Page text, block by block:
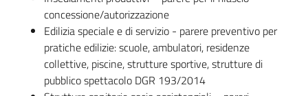
Costruiamo
Salute
concessione/autorizzazione
Edilizia speciale e di servizio - parere preventivo per
pratiche edilizie: scuole, ambulatori, residenze
collettive, piscine, strutture sportive, strutture di
pubblico spettacolo DGR 193/2014